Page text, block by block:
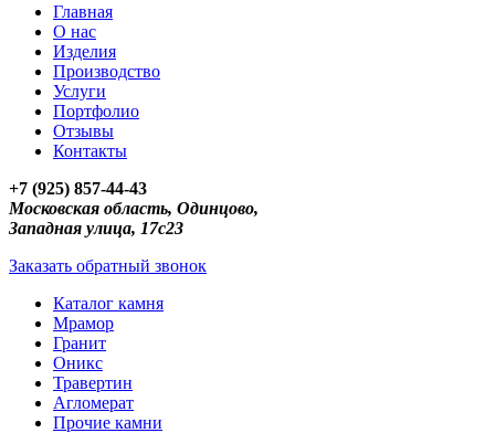
Главная
О нас
Изделия
Производство
Услуги
Портфолио
Отзывы
Контакты
+7 (925) 857-44-43
Московская область, Одинцово,
Западная улица, 17с23
Заказать обратный звонок
Каталог камня
Мрамор
Гранит
Оникс
Травертин
Агломерат
Прочие камни